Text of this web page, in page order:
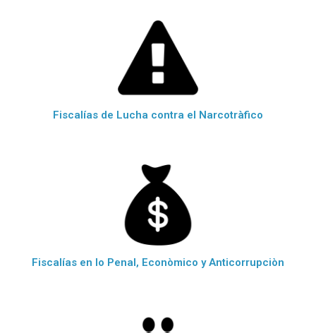
Fiscalías de Lucha contra el Narcotràfico
Fiscalías en lo Penal, Econòmico y Anticorrupciòn